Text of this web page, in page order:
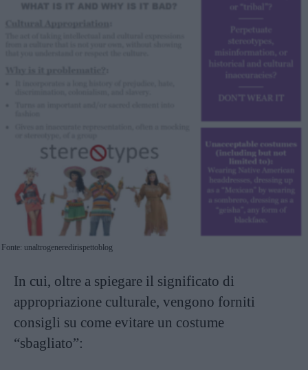
Fonte: unaltrogeneredirispettoblog
In cui, oltre a spiegare il significato di
appropriazione culturale, vengono forniti
consigli su come evitare un costume
“sbagliato”: